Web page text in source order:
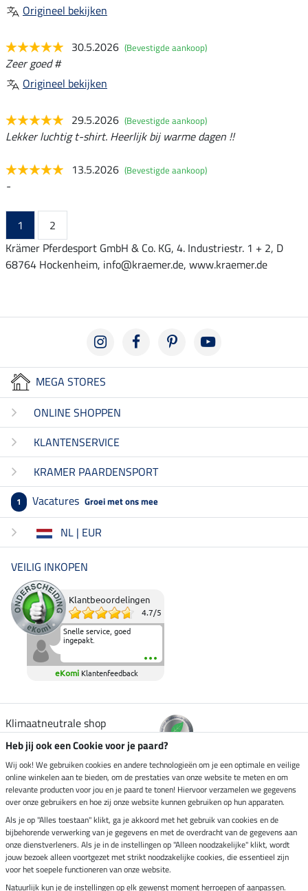
Origineel bekijken
30.5.2026 (Bevestigde aankoop)
Zeer goed #
Origineel bekijken
29.5.2026 (Bevestigde aankoop)
Lekker luchtig t-shirt. Heerlijk bij warme dagen !!
13.5.2026 (Bevestigde aankoop)
-
1
2
Krämer Pferdesport GmbH & Co. KG, 4. Industriestr. 1 + 2, D
68764 Hockenheim, info@kraemer.de, www.kraemer.de
MEGA STORES
ONLINE SHOPPEN
KLANTENSERVICE
KRAMER PAARDENSPORT
1 Vacatures Groei met ons mee
NL | EUR
VEILIG INKOPEN
Klantbeoordelingen
4.7/5
Snelle service, goed
ingepakt.
eKomi Klantenfeedback
Klimaatneutrale shop
Verzending per
Veilig betalen met
Impressum
Heb jij ook een Cookie voor je paard?
Wij ook! We gebruiken cookies en andere technologieën om je een optimale en veilige
online winkelen aan te bieden, om de prestaties van onze website te meten en om
relevante producten voor jou en je paard te tonen! Hiervoor verzamelen we gegevens
over onze gebruikers en hoe zij onze website kunnen gebruiken op hun apparaten.
Als je op "Alles toestaan" klikt, ga je akkoord met het gebruik van cookies en de
bijbehorende verwerking van je gegevens en met de overdracht van de gegevens aan
onze dienstverleners. Als je in de instellingen op "Alleen noodzakelijke" klikt, wordt
jouw bezoek alleen voortgezet met strikt noodzakelijke cookies, die essentieel zijn
voor het soepele functioneren van onze website.
Natuurlijk kun je de instellingen op elk gewenst moment herroepen of aanpassen.